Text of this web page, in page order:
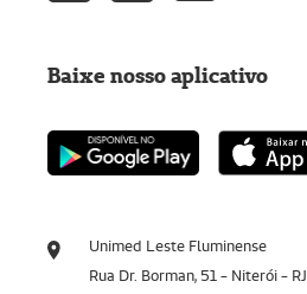
Unimed Leste Fluminense
Rua Dr. Borman, 51 - Niterói - RJ
Baixe nosso aplicativo